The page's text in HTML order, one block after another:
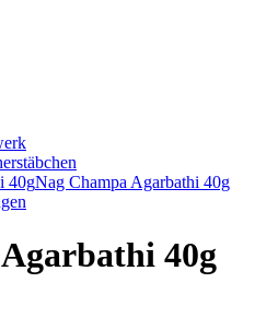
40gNag Champa Agarbathi 40g
40g